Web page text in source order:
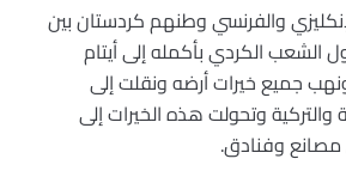
والفرنسي وطنهم كردستان بين
الشعب الكردي بأكمله إلى أيتام
جميع خيرات أرضه ونقلت إلى
والتركية وتحولت هذه الخيرات إلى
مصانع وفنادق.